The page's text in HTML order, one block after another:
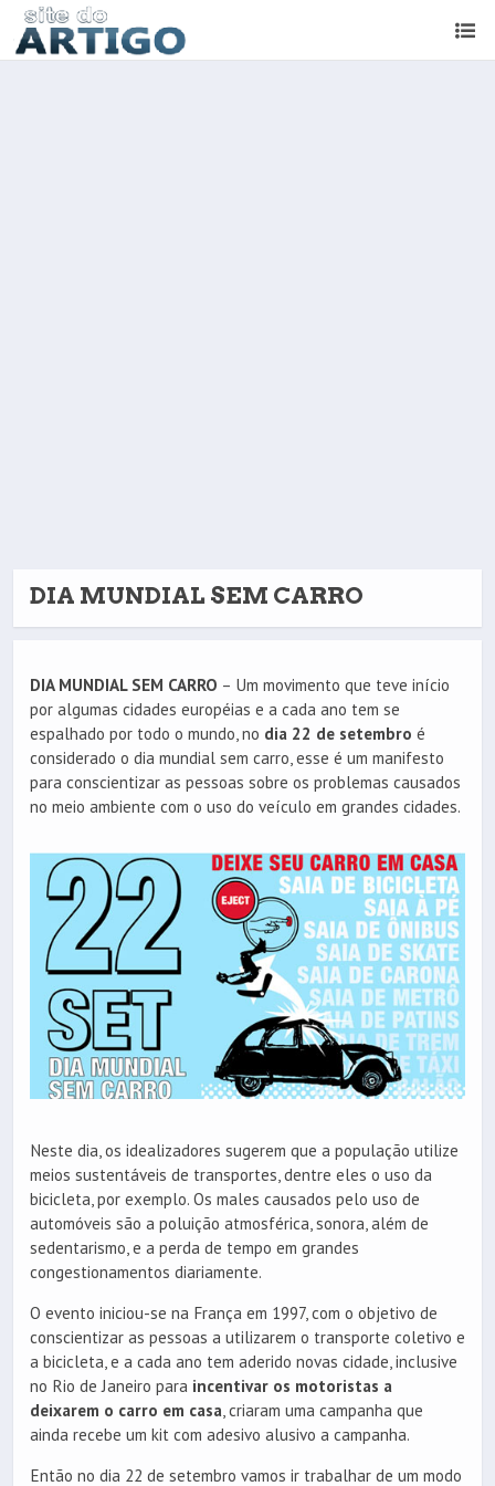
DIA MUNDIAL SEM CARRO
DIA MUNDIAL SEM CARRO – Um movimento que teve início
por algumas cidades européias e a cada ano tem se
espalhado por todo o mundo, no dia 22 de setembro é
considerado o dia mundial sem carro, esse é um manifesto
para conscientizar as pessoas sobre os problemas causados
no meio ambiente com o uso do veículo em grandes cidades.
Neste dia, os idealizadores sugerem que a população utilize
meios sustentáveis de transportes, dentre eles o uso da
bicicleta, por exemplo. Os males causados pelo uso de
automóveis são a poluição atmosférica, sonora, além de
sedentarismo, e a perda de tempo em grandes
congestionamentos diariamente.
O evento iniciou-se na França em 1997, com o objetivo de
conscientizar as pessoas a utilizarem o transporte coletivo e
a bicicleta, e a cada ano tem aderido novas cidade, inclusive
no Rio de Janeiro para incentivar os motoristas a
deixarem o carro em casa, criaram uma campanha que
ainda recebe um kit com adesivo alusivo a campanha.
Então no dia 22 de setembro vamos ir trabalhar de um modo